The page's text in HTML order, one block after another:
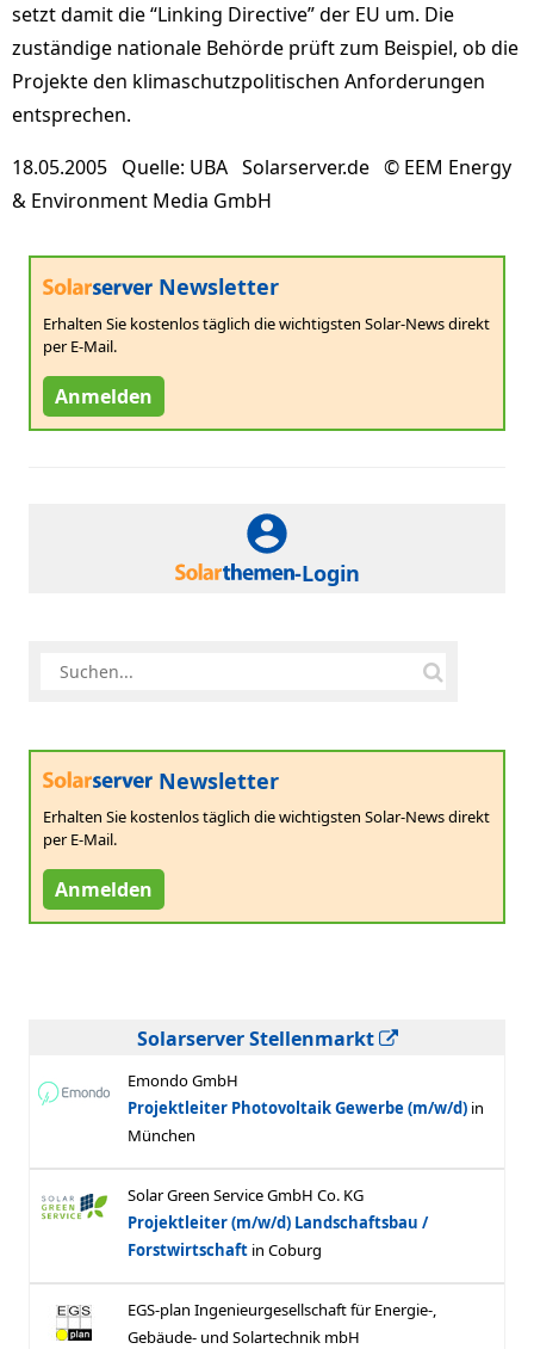
setzt damit die “Linking Directive” der EU um. Die
zuständige nationale Behörde prüft zum Beispiel, ob die
Projekte den klimaschutzpolitischen Anforderungen
entsprechen.
18.05.2005 Quelle: UBA Solarserver.de © EEM Energy
& Environment Media GmbH
Newsletter
Erhalten Sie kostenlos täglich die wichtigsten Solar-News direkt
per E-Mail.
Anmelden
-Login
Newsletter
Erhalten Sie kostenlos täglich die wichtigsten Solar-News direkt
per E-Mail.
Anmelden
Solarserver Stellenmarkt